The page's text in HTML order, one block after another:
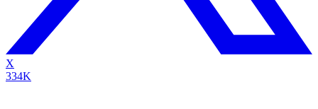
X
334K